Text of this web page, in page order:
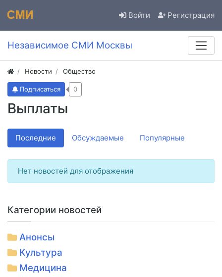
Войти Регистрация
Независимое СМИ Москвы
Новости Общество
Выплаты
Подписаться 0
Последние Обсуждаемые Популярные
Нет новостей для отображения
Категории новостей
Анонсы
Культура
Медицина